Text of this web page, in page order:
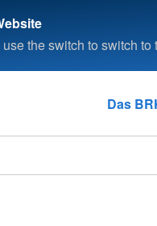
the switch to switch
Das